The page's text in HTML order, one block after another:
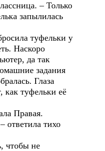
– Только
запылилась
туфельки у
Наскоро
да так
задания
Глаза
туфельки её
Правая.
ответила тихо
чтобы не